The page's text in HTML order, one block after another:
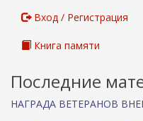
с
а
)
Вход / Регистрация
Книга памяти
Последние
НАГРАДА ВЕТЕРАНОВ